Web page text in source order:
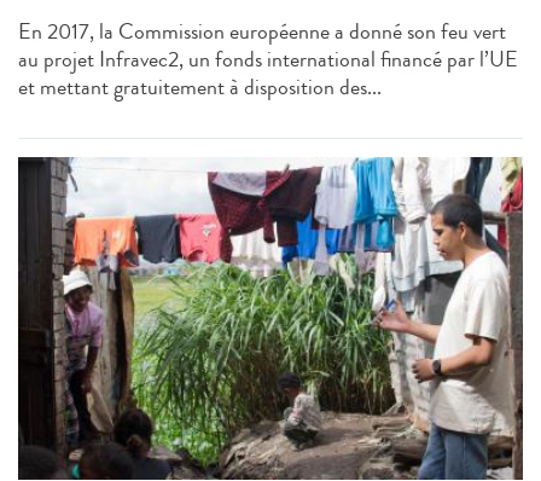
En 2017, la Commission européenne a donné son feu vert
au projet Infravec2, un fonds international financé par l’UE
et mettant gratuitement à disposition des...